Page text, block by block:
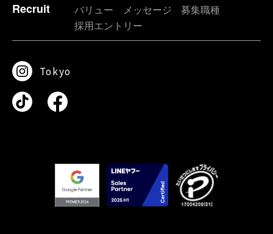
Recruit
バリュー メッセージ
募集職種
採用エントリー
Tokyo